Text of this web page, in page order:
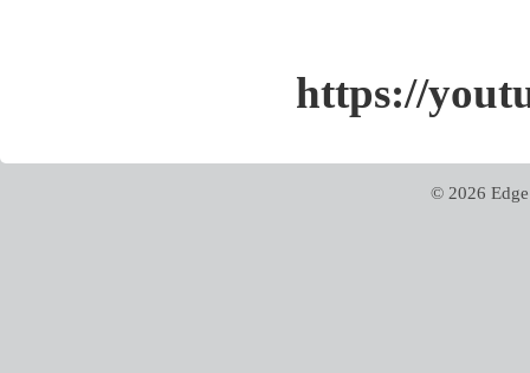
https://
© 2026